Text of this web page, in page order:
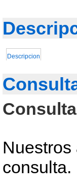
Descripcion
consulta.